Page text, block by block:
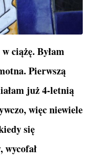
ciążę. Byłam
Pierwszą
już 4-letnią
więc niewiele
się
wycofał